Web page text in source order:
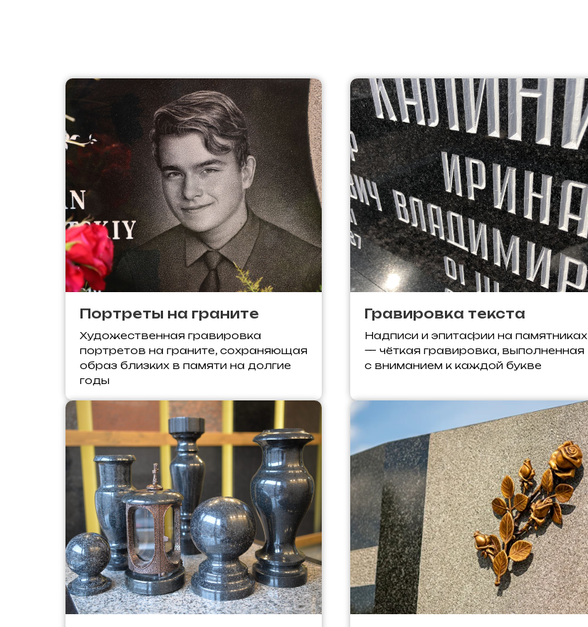
Портреты на граните
Художественная гравировка
портретов на граните, сохраняющая
образ близких в памяти на долгие
годы
Гравировка текста
Надписи и эпитафии на памятниках
— чёткая гравировка, выполненная
с вниманием к каждой букве